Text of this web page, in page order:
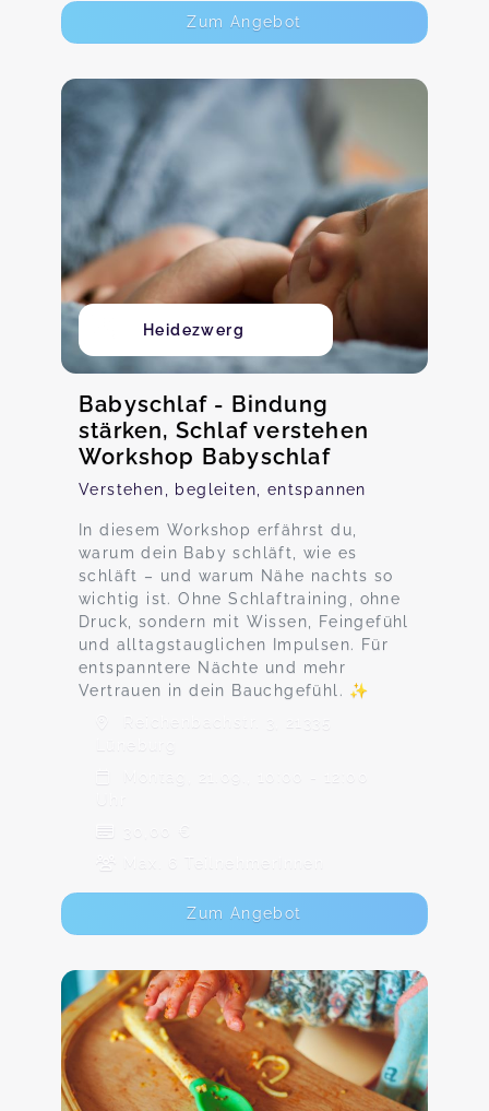
Zum Angebot
Heidezwerg
Babyschlaf - Bindung
stärken, Schlaf verstehen
Workshop Babyschlaf
Verstehen, begleiten, entspannen
In diesem Workshop erfährst du,
warum dein Baby schläft, wie es
schläft – und warum Nähe nachts so
wichtig ist. Ohne Schlaftraining, ohne
Druck, sondern mit Wissen, Feingefühl
und alltagstauglichen Impulsen. Für
entspanntere Nächte und mehr
Vertrauen in dein Bauchgefühl. ✨
Reichenbachstr. 3, 21335
Montag, 21.09., 10:00 - 12:00
30,00 €
Max. 6 TeilnehmerInnen
Zum Angebot